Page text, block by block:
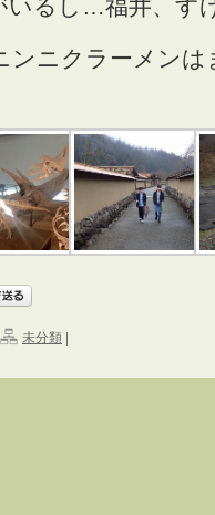
いるし…福井、す
ンニクラーメンは
未分類